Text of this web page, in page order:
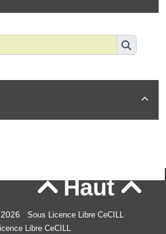

Haut
Sous Licence Libre CeCILL
Libre CeCILL